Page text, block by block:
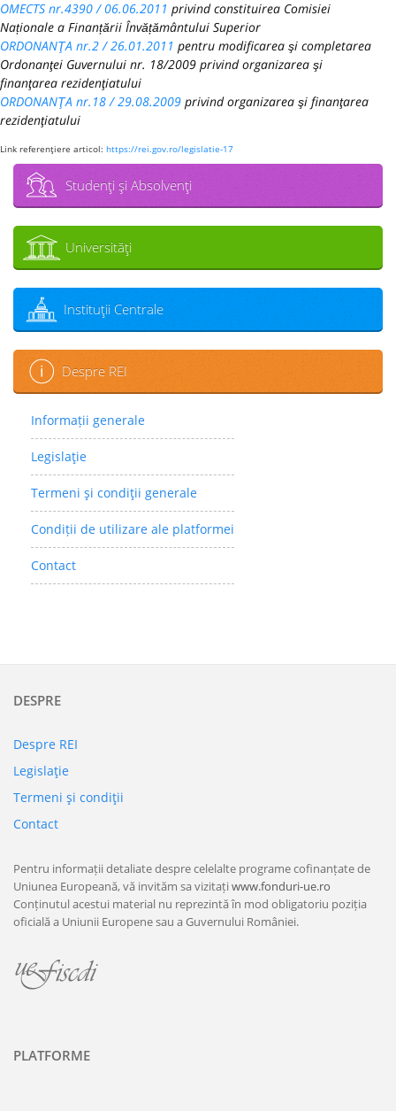
OMECTS nr.4390 / 06.06.2011 privind constituirea Comisiei
Naționale a Finanțării Învățământului Superior
ORDONANŢA nr.2 / 26.01.2011 pentru modificarea şi completarea
Ordonanţei Guvernului nr. 18/2009 privind organizarea şi
finanţarea rezidenţiatului
ORDONANŢA nr.18 / 29.08.2009 privind organizarea şi finanţarea
rezidenţiatului
Link referenţiere articol: https://rei.gov.ro/legislatie-17
Studenţi şi Absolvenţi
Universităţi
Instituţii Centrale
Despre REI
Informații generale
Legislaţie
Termeni şi condiţii generale
Condiții de utilizare ale platformei
Contact
DESPRE
Despre REI
Legislaţie
Termeni şi condiţii
Contact
Pentru informații detaliate despre celelalte programe cofinanțate de
Uniunea Europeană, vă invităm sa vizitațiwww.fonduri-ue.ro
Conținutul acestui material nu reprezintă în mod obligatoriu poziția
oficială a Uniunii Europene sau a Guvernului României.
PLATFORME